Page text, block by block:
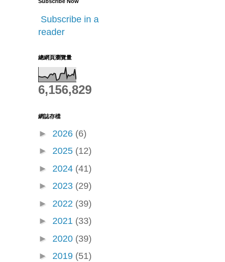
Subscribe in a
reader
總網頁瀏覽量
6,156,829
網誌存檔
► 2026 (6)
► 2025 (12)
► 2024 (41)
► 2023 (29)
► 2022 (39)
► 2021 (33)
► 2020 (39)
► 2019 (51)